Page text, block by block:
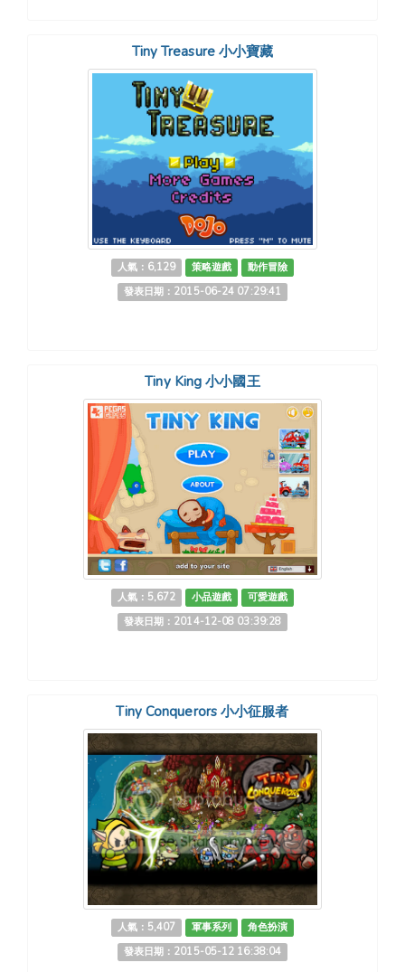
Tiny Treasure 小小寶藏
人氣：6,129 策略遊戲
動作冒險
發表日期：2015-06-24 07:29:41
Tiny King 小小國王
人氣：5,672 小品遊戲
可愛遊戲
發表日期：2014-12-08 03:39:28
Tiny Conquerors 小小征服者
人氣：5,407 軍事系列
角色扮演
發表日期：2015-05-12 16:38:04